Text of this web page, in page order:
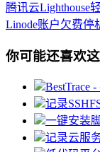
腾讯云Lighthouse
Linode账户欠费停
你可能还喜欢这
BestTrace
记录
一键安装
记录云服